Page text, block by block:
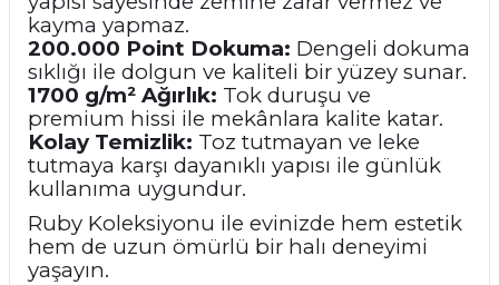
kayma yapmaz.
200.000 Point Dokuma: Dengeli dokuma
sıklığı ile dolgun ve kaliteli bir yüzey sunar.
1700 g/m² Ağırlık: Tok duruşu ve
premium hissi ile mekânlara kalite katar.
Kolay Temizlik: Toz tutmayan ve leke
tutmaya karşı dayanıklı yapısı ile günlük
kullanıma uygundur.
Ruby Koleksiyonu ile evinizde hem estetik
hem de uzun ömürlü bir halı deneyimi
yaşayın.